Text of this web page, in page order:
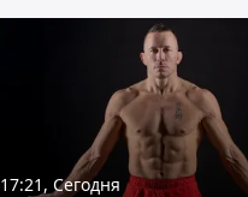
17:21, Сегодня